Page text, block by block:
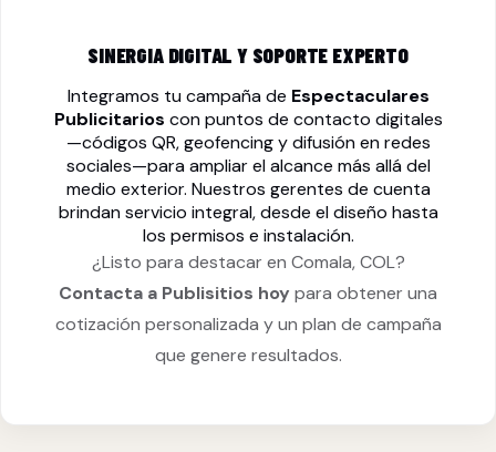
SINERGIA DIGITAL Y SOPORTE EXPERTO
Integramos tu campaña de Espectaculares
Publicitarios con puntos de contacto digitales
—códigos QR, geofencing y difusión en redes
sociales—para ampliar el alcance más allá del
medio exterior. Nuestros gerentes de cuenta
brindan servicio integral, desde el diseño hasta
los permisos e instalación.
¿Listo para destacar en Comala, COL?
Contacta a Publisitios hoy para obtener una
cotización personalizada y un plan de campaña
que genere resultados.